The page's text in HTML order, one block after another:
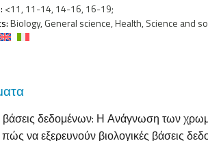
<11, 11-14, 14-16, 16-19;
Biology, General science, Health, Science and
βάσεις δεδομένων: Η Ανάγνωση των
να εξερευνούν βιολογικές βάσεις